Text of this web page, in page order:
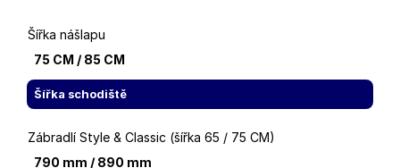
Šířka nášlapu
75 CM / 85 CM
Šířka schodiště
Zábradlí Style & Classic (šířka 65 / 75 CM)
790 mm / 890 mm